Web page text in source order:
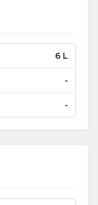
6 L
-
-